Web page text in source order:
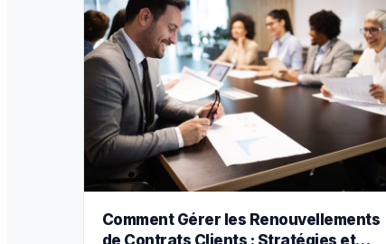
Comment Gérer les Renouvellements
de Contrats Clients : Stratégies et